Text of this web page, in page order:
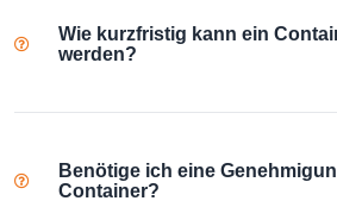
Wie kurzfristig kann ein
werden?
Benötige ich eine
Container?